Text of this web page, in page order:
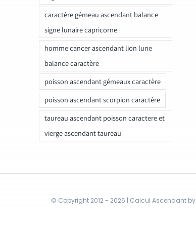
caractère gémeau ascendant balance
signe lunaire capricorne
homme cancer ascendant lion lune
balance caractère
poisson ascendant gémeaux caractère
poisson ascendant scorpion caractère
taureau ascendant poisson caractere et
vierge ascendant taureau
© Copyright 2012 - 2026 | Calcul Ascendant by